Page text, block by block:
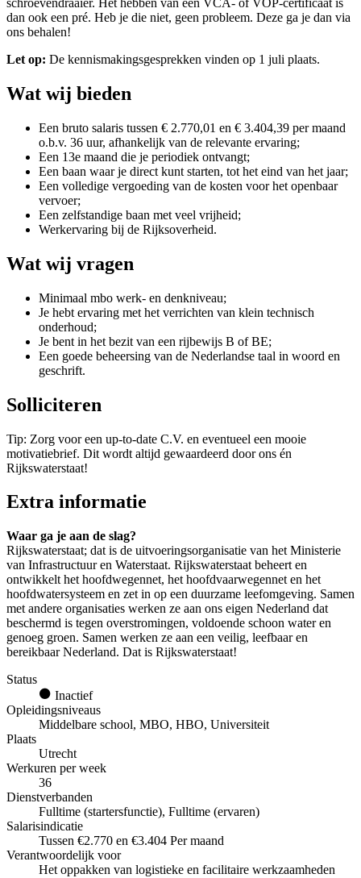
schroevendraaier. Het hebben van een VCA- of VOP-certificaat is
dan ook een pré. Heb je die niet, geen probleem. Deze ga je dan via
ons behalen!
Let op: De kennismakingsgesprekken vinden op 1 juli plaats.
Wat wij bieden
Een bruto salaris tussen € 2.770,01 en € 3.404,39 per maand
o.b.v. 36 uur, afhankelijk van de relevante ervaring;
Een 13e maand die je periodiek ontvangt;
Een baan waar je direct kunt starten, tot het eind van het jaar;
Een volledige vergoeding van de kosten voor het openbaar
vervoer;
Een zelfstandige baan met veel vrijheid;
Werkervaring bij de Rijksoverheid.
Wat wij vragen
Minimaal mbo werk- en denkniveau;
Je hebt ervaring met het verrichten van klein technisch
onderhoud;
Je bent in het bezit van een rijbewijs B of BE;
Een goede beheersing van de Nederlandse taal in woord en
geschrift.
Solliciteren
Tip: Zorg voor een up-to-date C.V. en eventueel een mooie
motivatiebrief. Dit wordt altijd gewaardeerd door ons én
Rijkswaterstaat!
Extra informatie
Waar ga je aan de slag?
Rijkswaterstaat; dat is de uitvoeringsorganisatie van het Ministerie
van Infrastructuur en Waterstaat. Rijkswaterstaat beheert en
ontwikkelt het hoofdwegennet, het hoofdvaarwegennet en het
hoofdwatersysteem en zet in op een duurzame leefomgeving. Samen
met andere organisaties werken ze aan ons eigen Nederland dat
beschermd is tegen overstromingen, voldoende schoon water en
genoeg groen. Samen werken ze aan een veilig, leefbaar en
bereikbaar Nederland. Dat is Rijkswaterstaat!
Status
Inactief
Opleidingsniveaus
Middelbare school, MBO, HBO, Universiteit
Plaats
Utrecht
Werkuren per week
36
Dienstverbanden
Fulltime (startersfunctie), Fulltime (ervaren)
Salarisindicatie
Tussen €2.770 en €3.404 Per maand
Verantwoordelijk voor
Het oppakken van logistieke en facilitaire werkzaamheden